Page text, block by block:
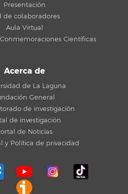
Presentación
de colaboradores
Aula Virtual
Científicas
Acerca de
de La Laguna
General
de investigación
de investigación
de Noticias
y Política de privacidad